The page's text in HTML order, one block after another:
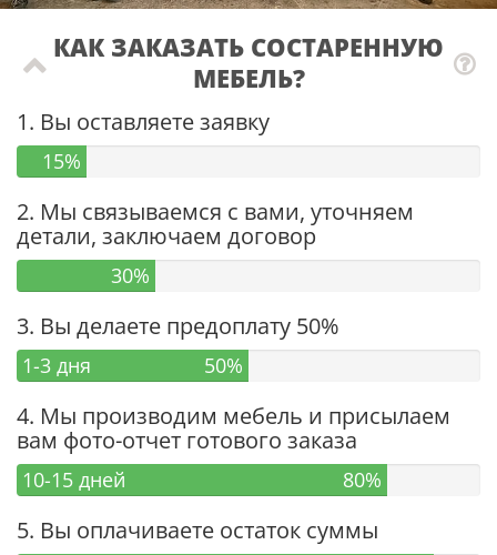
КАК ЗАКАЗАТЬ СОСТАРЕННУЮ
МЕБЕЛЬ?
1. Вы оставляете заявку
15%
2. Мы связываемся с вами, уточняем
детали, заключаем договор
30%
3. Вы делаете предоплату 50%
1-3 дня 50%
4. Мы производим мебель и присылаем
вам фото-отчет готового заказа
10-15 дней 80%
5. Вы оплачиваете остаток суммы